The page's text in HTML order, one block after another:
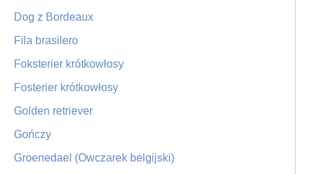
Dog z Bordeaux
Fila brasilero
Foksterier krótkowłosy
Fosterier krótkowłosy
Golden retriever
Gończy
Groenedael (Owczarek belgijski)